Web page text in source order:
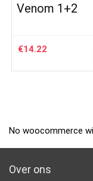
Venom 1+2
€14.22
No woocommerce
Over ons